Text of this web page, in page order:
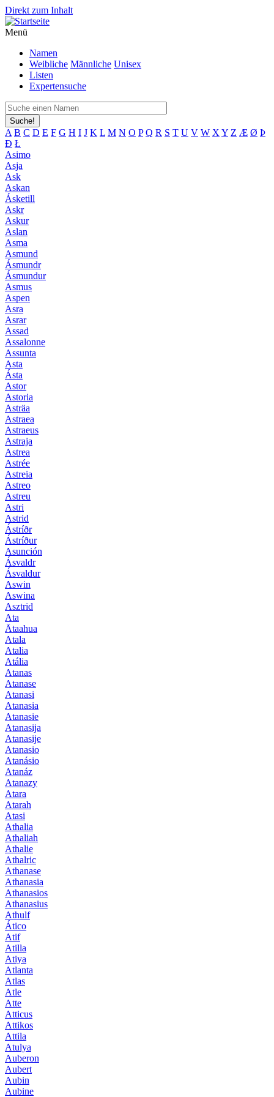
Direkt zum Inhalt
Menü
Namen
Weibliche Männliche Unisex
Listen
Expertensuche
Suche!
A B C D E F G H I J K L M N O P Q R S T U V W X Y Z Æ Ø Þ
Đ Ł
Asimo
Asja
Ask
Askan
Ásketill
Askr
Askur
Aslan
Asma
Asmund
Ásmundr
Ásmundur
Asmus
Aspen
Asra
Asrar
Assad
Assalonne
Assunta
Asta
Ásta
Astor
Astoria
Asträa
Astraea
Astraeus
Astraja
Astrea
Astrée
Astreia
Astreo
Astreu
Astri
Astrid
Ástríðr
Ástríður
Asunción
Ásvaldr
Ásvaldur
Aswin
Aswina
Asztrid
Ata
Ātaahua
Atala
Atalia
Atália
Atanas
Atanase
Atanasi
Atanasia
Atanasie
Atanasija
Atanasije
Atanasio
Atanásio
Atanáz
Atanazy
Atara
Atarah
Atasi
Athalia
Athaliah
Athalie
Athalric
Athanase
Athanasia
Athanasios
Athanasius
Athulf
Ático
Atif
Atilla
Atiya
Atlanta
Atlas
Atle
Atte
Atticus
Attikos
Attila
Atulya
Auberon
Aubert
Aubin
Aubine